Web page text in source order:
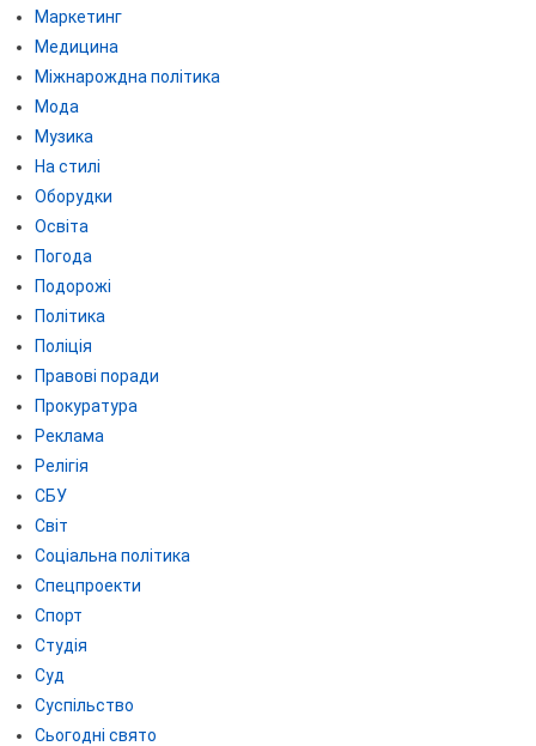
Маркетинг
Медицина
Міжнарождна політика
Мода
Музика
На стилі
Оборудки
Освіта
Погода
Подорожі
Політика
Поліція
Правові поради
Прокуратура
Реклама
Релігія
СБУ
Світ
Соціальна політика
Спецпроекти
Спорт
Студія
Суд
Суспільство
Сьогодні свято